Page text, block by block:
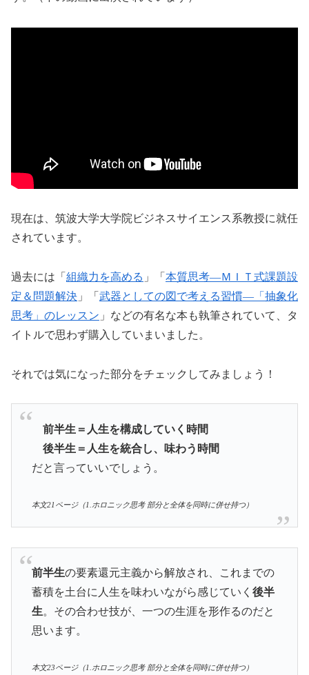
現在は、筑波大学大学院ビジネスサイエンス系教授に就任
されています。
過去には「 組織力を高める 」「 本質思考―ＭＩＴ式課題設
定＆問題解決 」「 武器としての図で考える習慣―「抽象化
思考」のレッスン 」などの有名な本も執筆されていて、タ
イトルで思わず購入していまいました。
それでは気になった部分をチェックしてみましょう！
前半生＝人生を構成していく時間
後半生＝人生を統合し、味わう時間
だと言っていいでしょう。
本文21ページ（1.ホロニック思考 部分と全体を同時に併せ持つ）
前半生の要素還元主義から解放され、これまでの
蓄積を土台に人生を味わいながら感じていく 後半
生。その合わせ技が、一つの生涯を形作るのだと
思います。
本文23ページ（1.ホロニック思考 部分と全体を同時に併せ持つ）